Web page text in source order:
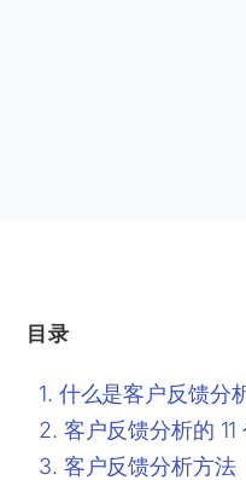
目录
什么是客户反馈分
客户反馈分析的 11
客户反馈分析方法